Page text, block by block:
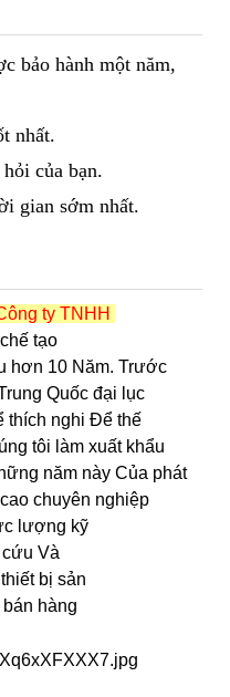
bảo hành một năm,
nhất.
của bạn.
gian sớm nhất.
ty TNHH
tạo
hơn 10 Năm. Trước
Quốc đại lục
thích nghi Để thế
tôi làm xuất khẩu
năm này Của phát
chuyên nghiệp
lượng kỹ
Và
bị sản
hàng